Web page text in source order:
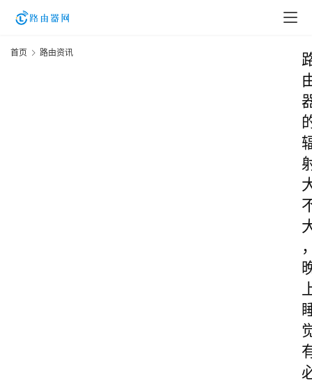
首页 路由资讯